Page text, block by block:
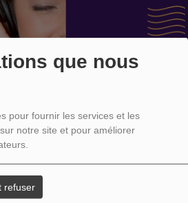
que nous
pour fournir les services et les
notre site et pour améliorer
refuser